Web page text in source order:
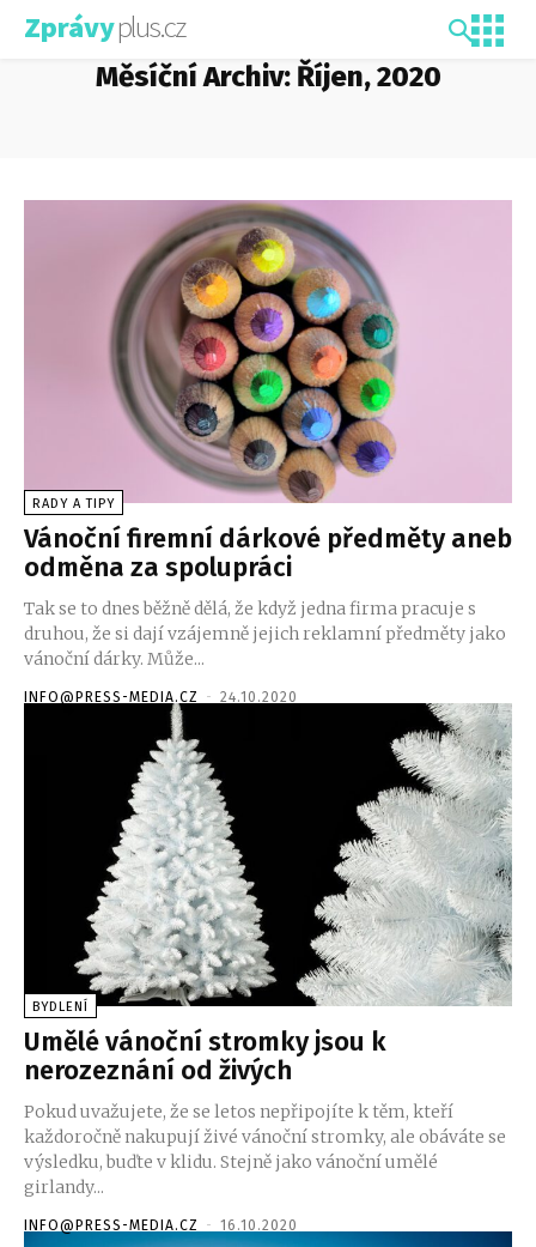
Zprávyplus.cz
Měsíční Archiv: Říjen, 2020
RADY A TIPY
Vánoční firemní dárkové předměty aneb
odměna za spolupráci
Tak se to dnes běžně dělá, že když jedna firma pracuje s
druhou, že si dají vzájemně jejich reklamní předměty jako
vánoční dárky. Může...
INFO@PRESS-MEDIA.CZ - 24.10.2020
BYDLENÍ
Umělé vánoční stromky jsou k
nerozeznání od živých
Pokud uvažujete, že se letos nepřipojíte k těm, kteří
každoročně nakupují živé vánoční stromky, ale obáváte se
výsledku, buďte v klidu. Stejně jako vánoční umělé
girlandy...
INFO@PRESS-MEDIA.CZ - 16.10.2020